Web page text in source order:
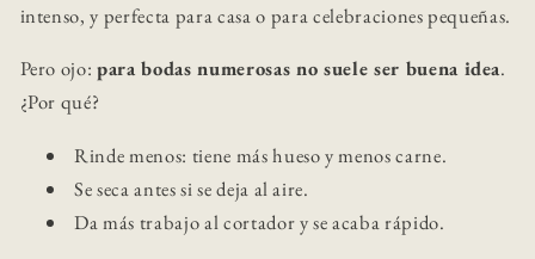
intenso, y perfecta para casa o para celebraciones pequeñas.
Pero ojo:para bodas numerosas no suele ser buena idea.
¿Por qué?
Rinde menos: tiene más hueso y menos carne.
Se seca antes si se deja al aire.
Da más trabajo al cortador y se acaba rápido.